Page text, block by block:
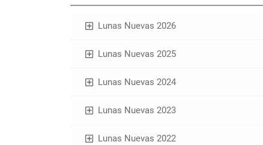
Lunas Nuevas 2026
Lunas Nuevas 2025
Lunas Nuevas 2024
Lunas Nuevas 2023
Lunas Nuevas 2022